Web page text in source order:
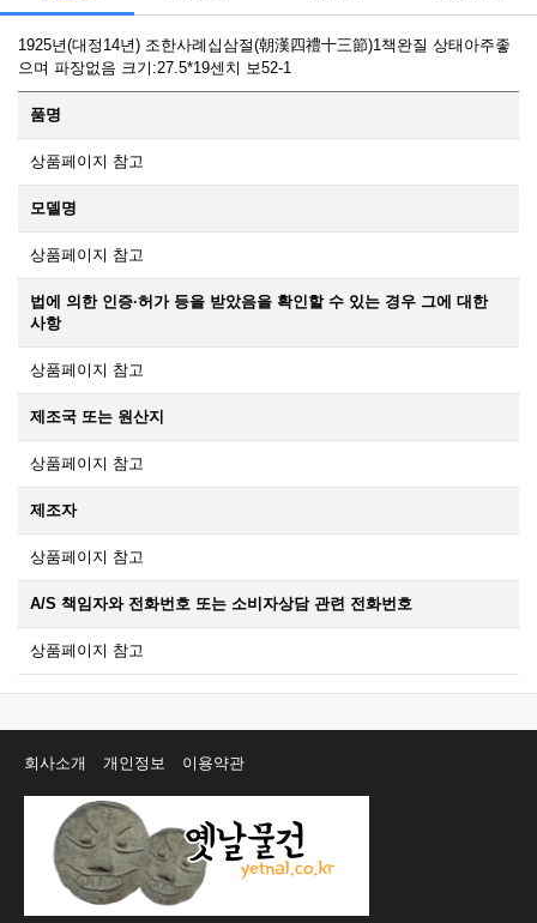
1925년(대정14년) 조한사례십삼절(朝漢四禮十三節)1책완질 상태아주좋
으며 파장없음 크기:27.5*19센치 보52-1
품명
상품페이지 참고
모델명
상품페이지 참고
법에 의한 인증·허가 등을 받았음을 확인할 수 있는 경우 그에 대한
사항
상품페이지 참고
제조국 또는 원산지
상품페이지 참고
제조자
상품페이지 참고
A/S 책임자와 전화번호 또는 소비자상담 관련 전화번호
상품페이지 참고
회사소개 개인정보 이용약관